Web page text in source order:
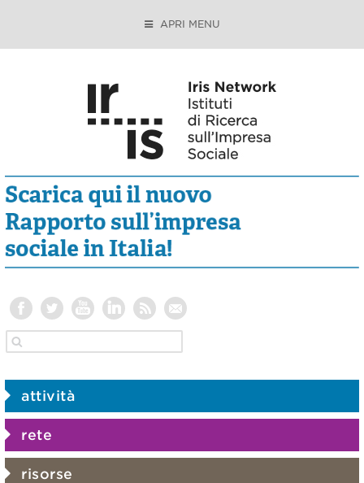
APRI MENU
attività
rete
risorse